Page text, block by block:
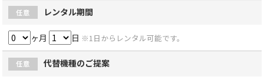
任意 レンタル期間
ヶ月 日 ※1日からレンタル可能です。
任意 代替機種のご提案